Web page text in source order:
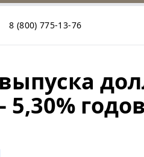
8 (800) 775-13-76